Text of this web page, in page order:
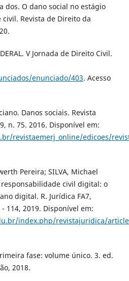
dos. O dano social no estágio
Revista de Direito da
V Jornada de Direito Civil.
enunciado/403. Acesso
Danos sociais. Revista
n. 75. 2016. Disponível em:
revistaemerj_online/edicoes/
Pereira; SILVA, Michael
responsabilidade civil digital: o
digital. R. Jurídica FA7,
114, 2019. Disponível em:
index.php/revistajuridica/
fase: volume único. 3. ed.
2018.